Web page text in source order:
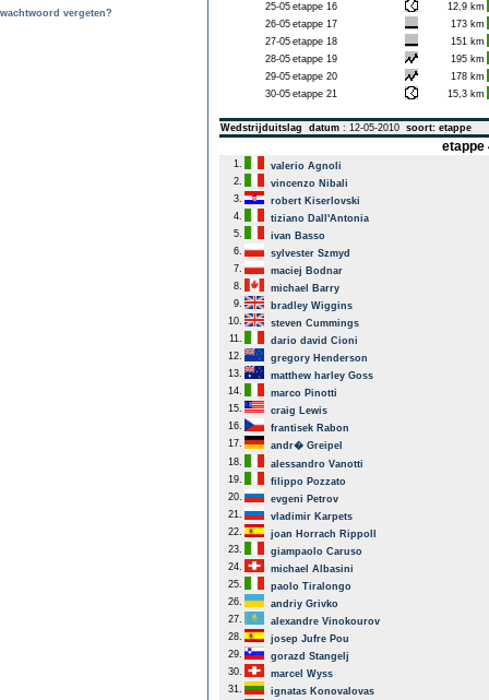
wachtwoord vergeten?
25-05 etappe 16
12,9 km
26-05 etappe 17
173 km
27-05 etappe 18
151 km
28-05 etappe 19
195 km
29-05 etappe 20
178 km
30-05 etappe 21 15,3 km
Wedstrijduitslag datum : 12-05-2010 soort: etappe
etappe
1.
valerio Agnoli
2.
vincenzo Nibali
3.
robert Kiserlovski
4.
tiziano Dall'Antonia
5.
ivan Basso
6.
sylvester Szmyd
7.
maciej Bodnar
8.
michael Barry
9.
bradley Wiggins
10.
steven Cummings
11.
dario david Cioni
12.
gregory Henderson
13.
matthew harley Goss
14.
marco Pinotti
15.
craig Lewis
16.
frantisek Rabon
17.
andr� Greipel
18.
alessandro Vanotti
19.
filippo Pozzato
20.
evgeni Petrov
21.
vladimir Karpets
22.
joan Horrach Rippoll
23.
giampaolo Caruso
24.
michael Albasini
25.
paolo Tiralongo
26.
andriy Grivko
27.
alexandre Vinokourov
28.
josep Jufre Pou
29.
gorazd Stangelj
30.
marcel Wyss
31.
ignatas Konovalovas